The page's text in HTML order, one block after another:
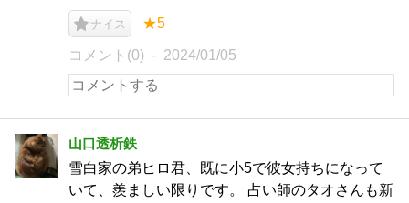
ナイス ★5
コメント(0) 2024/01/05
山口透析鉄
雪白家の弟ヒロ君、既に小5で彼女持ちになって
いて、羨ましい限りです。 占い師のタオさんも新